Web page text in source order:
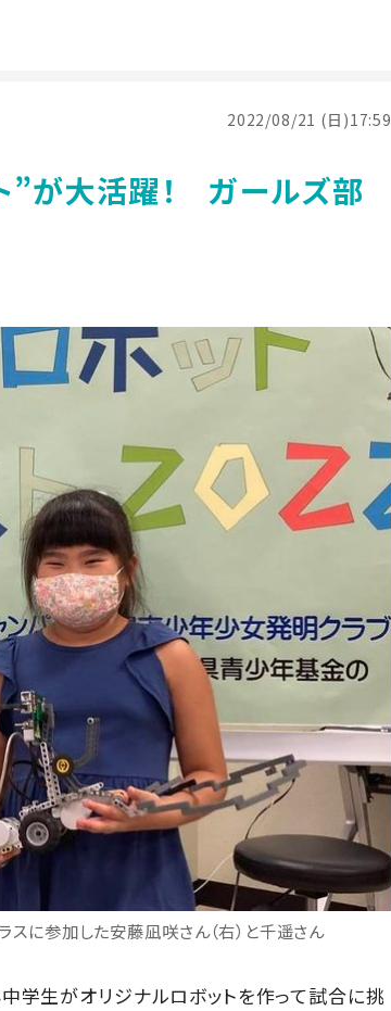
2022/08/21 (日)17:59
”が大活躍！ ガールズ部
スに参加した安藤凪咲さん（右）と千遥さん
学生がオリジナルロボットを作って試合に挑